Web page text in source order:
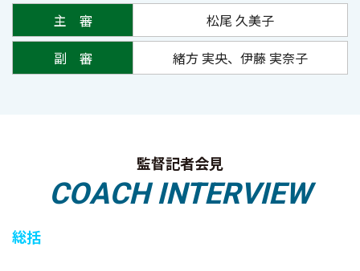
主 審
松尾 久美子
副 審
緒方 実央、伊藤 実奈子
監督記者会見
COACH INTERVIEW
総括